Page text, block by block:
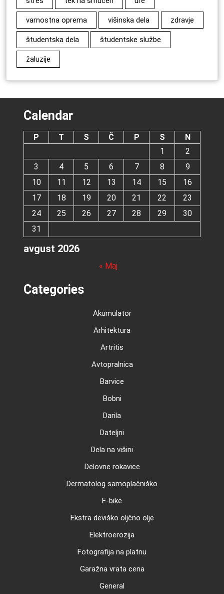
varnostna oprema višinska dela zdravje
študentska dela študentske službe
žaluzije
Calendar
avgust 2026
P T S Č P S
N
1
2
3
4 5 6 7 8
9
10
11 12 13 14 15
16
17
18 19 20 21 22
23
24
25 26 27 28 29
30
31
« Maj
Categories
Akumulator
Arhitektura
Artritis
Avtopralnica
Barvice
Bobni
Darila
Dateljni
Dela na višini
Delovne rokavice
Dermatolog samoplačniško
E-bike
Ekstra deviško oljčno olje
Elektroerozija
Fotografija na platnu
Garažna vrata cena
General